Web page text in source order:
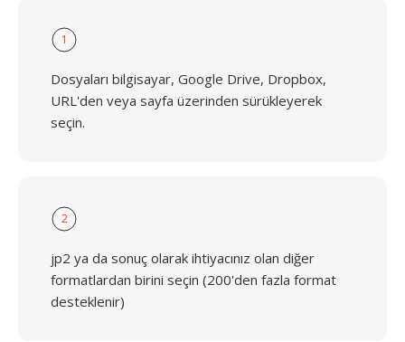
1
Dosyaları bilgisayar, Google Drive, Dropbox,
URL'den veya sayfa üzerinden sürükleyerek
seçin.
2
jp2 ya da sonuç olarak ihtiyacınız olan diğer
formatlardan birini seçin (200'den fazla format
desteklenir)